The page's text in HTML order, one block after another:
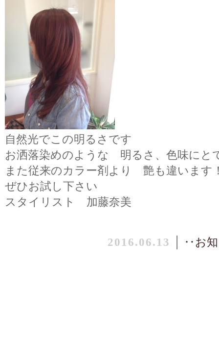
自然光でこの明るさです
お洒落染めのような 明るさ、色味にと
また従来のカラー剤より 艶も違います
ぜひお試し下さい
スタイリスト 加藤奈美
2016.06.13 ‥お